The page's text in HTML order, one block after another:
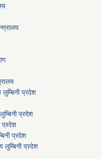
लुम्बिनी प्रदेश
प्रदेश
प्रदेश
प्रदेश
लुम्बिनी प्रदेश